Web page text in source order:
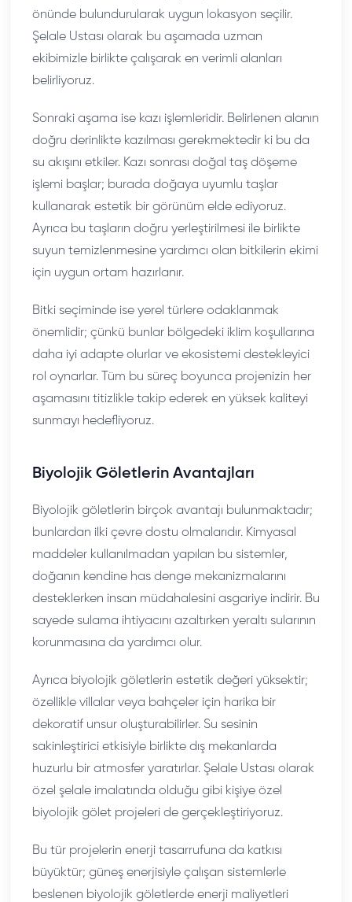
önünde bulundurularak uygun lokasyon seçilir.
Şelale Ustası olarak bu aşamada uzman
ekibimizle birlikte çalışarak en verimli alanları
belirliyoruz.
Sonraki aşama ise kazı işlemleridir. Belirlenen alanın
doğru derinlikte kazılması gerekmektedir ki bu da
su akışını etkiler. Kazı sonrası doğal taş döşeme
işlemi başlar; burada doğaya uyumlu taşlar
kullanarak estetik bir görünüm elde ediyoruz.
Ayrıca bu taşların doğru yerleştirilmesi ile birlikte
suyun temizlenmesine yardımcı olan bitkilerin ekimi
için uygun ortam hazırlanır.
Bitki seçiminde ise yerel türlere odaklanmak
önemlidir; çünkü bunlar bölgedeki iklim koşullarına
daha iyi adapte olurlar ve ekosistemi destekleyici
rol oynarlar. Tüm bu süreç boyunca projenizin her
aşamasını titizlikle takip ederek en yüksek kaliteyi
sunmayı hedefliyoruz.
Biyolojik Göletlerin Avantajları
Biyolojik göletlerin birçok avantajı bulunmaktadır;
bunlardan ilki çevre dostu olmalarıdır. Kimyasal
maddeler kullanılmadan yapılan bu sistemler,
doğanın kendine has denge mekanizmalarını
desteklerken insan müdahalesini asgariye indirir. Bu
sayede sulama ihtiyacını azaltırken yeraltı sularının
korunmasına da yardımcı olur.
Ayrıca biyolojik göletlerin estetik değeri yüksektir;
özellikle villalar veya bahçeler için harika bir
dekoratif unsur oluşturabilirler. Su sesinin
sakinleştirici etkisiyle birlikte dış mekanlarda
huzurlu bir atmosfer yaratırlar. Şelale Ustası olarak
özel şelale imalatında olduğu gibi kişiye özel
biyolojik gölet projeleri de gerçekleştiriyoruz.
Bu tür projelerin enerji tasarrufuna da katkısı
büyüktür; güneş enerjisiyle çalışan sistemlerle
beslenen biyolojik göletlerde enerji maliyetleri